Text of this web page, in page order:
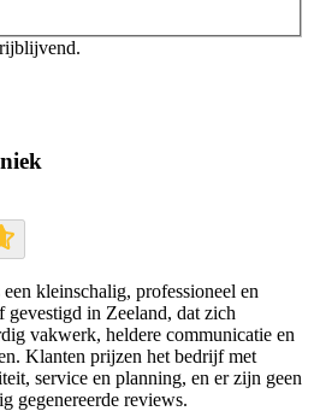
kleinschalig, professioneel en
in Zeeland, dat zich
vakwerk, heldere communicatie en
Klanten prijzen het bedrijf met
service en planning, en er zijn geen
gegenereerde reviews.